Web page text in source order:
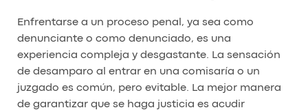
Enfrentarse a un proceso penal, ya sea como
denunciante o como denunciado, es una
experiencia compleja y desgastante. La sensación
de desamparo al entrar en una comisaría o un
juzgado es común, pero evitable. La mejor manera
de garantizar que se haga justicia es acudir